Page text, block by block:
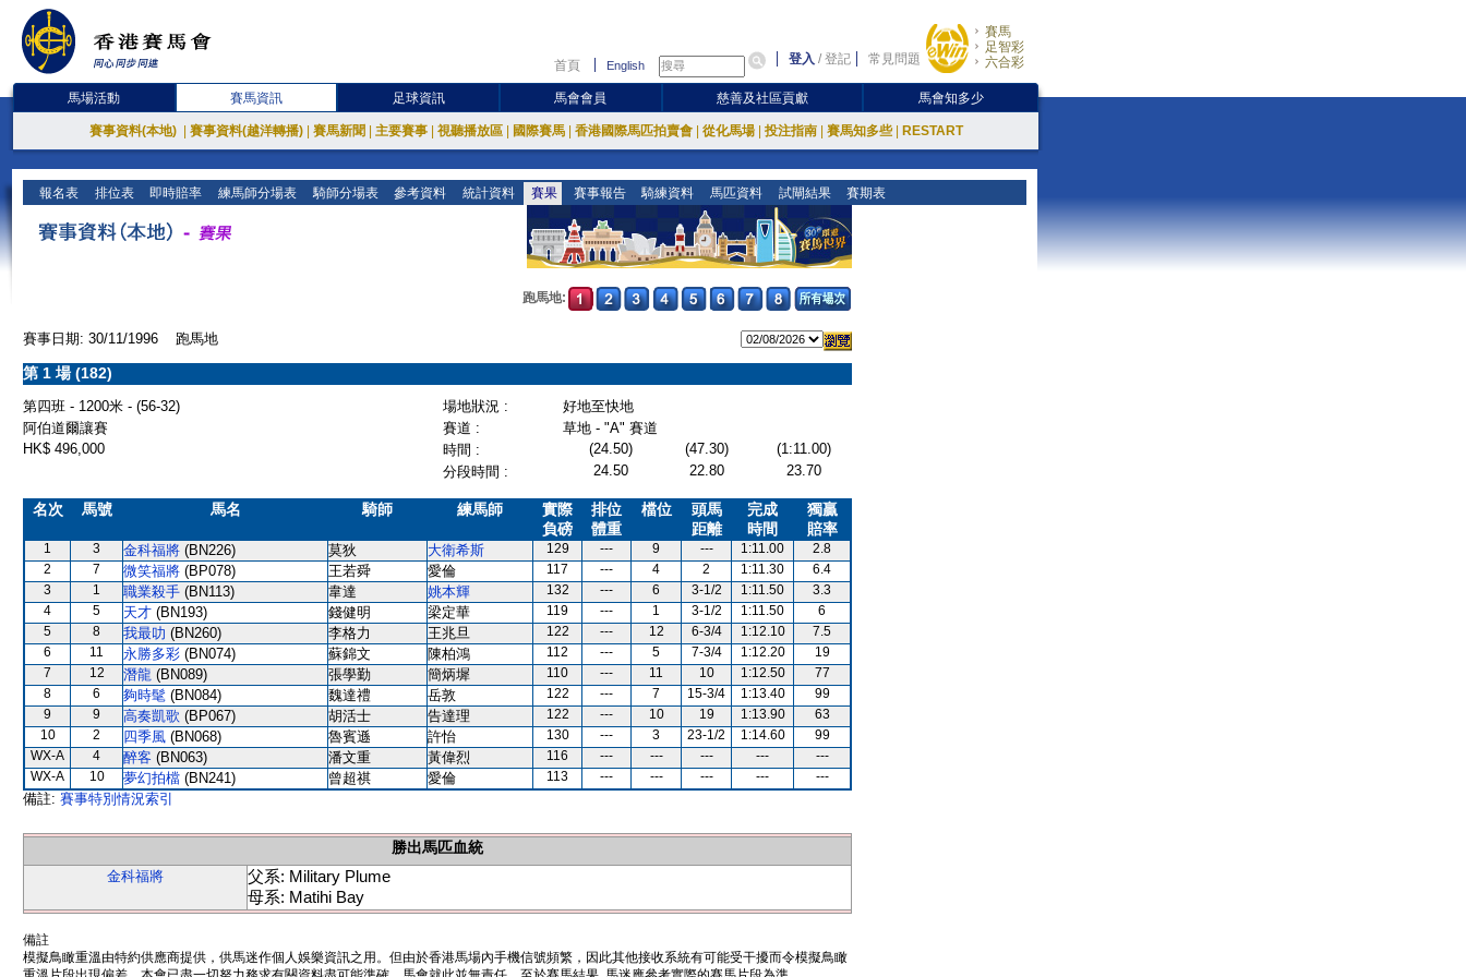
首頁 English 登入 /登記 常見問題
賽馬
足智彩
六合彩
馬場活動 賽馬資訊 足球資訊 馬會會員 慈善及社區貢獻 馬會知多少
賽事資料(本地) 賽事資料(越洋轉播) 賽馬新聞 主要賽事 視聽播放區 國際賽馬 香港國際馬匹拍賣會 從化馬場 投注指南 賽馬知多些 RESTART
報名表 排位表 即時賠率 練馬師分場表 騎師分場表 參考資料 統計資料 賽果 賽事報告 騎練資料 馬匹資料 試閘結果 賽期表
跑馬地:
賽事日期: 30/11/1996 跑馬地
第 1 場 (182)
第四班 - 1200米 - (56-32) 場地狀況 :
好地至快地
阿伯道爾讓賽
賽道 :
草地 - "A" 賽道
HK$ 496,000
時間 : (24.50) (47.30)
(1:11.00)
分段時間 :
24.50 22.80 23.70
名次 馬號 馬名 騎師 練馬師
實際
負磅
排位
體重
檔位
頭馬
距離
完成
時間
獨贏
賠率
1 3 金科福將 (BN226) 莫狄 大衛希斯 129 --- 9 --- 1:11.00
2.8
2
7 微笑福將 (BP078) 王若舜 愛倫 117 --- 4 2 1:11.30
6.4
3
1 職業殺手 (BN113) 韋達 姚本輝 132 --- 6 3-1/2 1:11.50
3.3
4
5 天才 (BN193) 錢健明 梁定華 119 --- 1 3-1/2 1:11.50
6
5
8 我最叻 (BN260) 李格力 王兆旦 122 --- 12 6-3/4 1:12.10
7.5
6
11 永勝多彩 (BN074) 蘇錦文 陳柏鴻 112 --- 5 7-3/4 1:12.20
19
7
12 潛龍 (BN089) 張學勤 簡炳墀 110 --- 11 10 1:12.50
77
8
6 夠時髦 (BN084) 魏達禮 岳敦 122 --- 7 15-3/4 1:13.40
99
9
9 高奏凱歌 (BP067) 胡活士 告達理 122 --- 10 19 1:13.90
63
10
2 四季風 (BN068) 魯賓遜 許怡 130 --- 3 23-1/2 1:14.60
99
WX-A
4 醉客 (BN063) 潘文重 黃偉烈 116 --- --- --- ---
---
WX-A
10 夢幻拍檔 (BN241) 曾超祺 愛倫 113 --- --- --- --- ---
備註: 賽事特別情況索引
勝出馬匹血統
金科福將
父系: Military Plume
母系: Matihi Bay
備註
模擬鳥瞰重溫由特約供應商提供，供馬迷作個人娛樂資訊之用。但由於香港馬場內手機信號頻繁，因此其他接收系統有可能受干擾而令模擬鳥瞰